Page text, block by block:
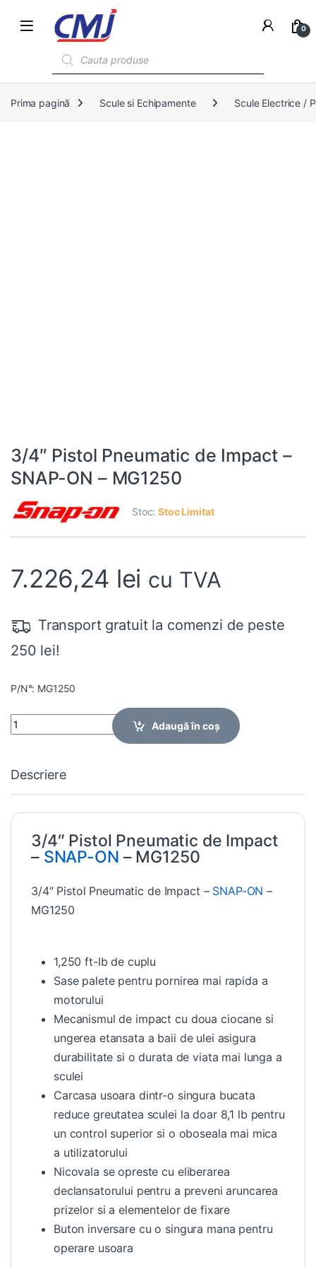
0
Prima pagină Scule si Echipamente Scule Electrice /
3/4″ Pistol Pneumatic de Impact –
SNAP-ON – MG1250
Stoc:Stoc Limitat
7.226,24 lei cu TVA
Transport gratuit la comenzi de peste
250 lei!
P/N°: MG1250
Quantity
Adaugă în coș
Descriere
3/4″ Pistol Pneumatic de Impact
– SNAP-ON – MG1250
3/4″ Pistol Pneumatic de Impact – SNAP-ON –
MG1250
1,250 ft-lb de cuplu
Sase palete pentru pornirea mai rapida a
motorului
Mecanismul de impact cu doua ciocane si
ungerea etansata a baii de ulei asigura
durabilitate si o durata de viata mai lunga a
sculei
Carcasa usoara dintr-o singura bucata
reduce greutatea sculei la doar 8,1 lb pentru
un control superior si o oboseala mai mica
a utilizatorului
Nicovala se opreste cu eliberarea
declansatorului pentru a preveni aruncarea
prizelor si a elementelor de fixare
Buton inversare cu o singura mana pentru
operare usoara